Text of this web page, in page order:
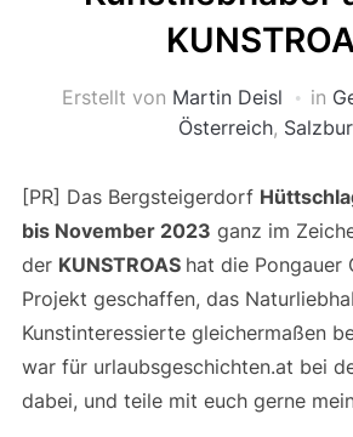
Erstellt von Martin Deisl in
Österreich,
[PR] Das Bergsteigerdorf
bis November 2023 ganz im
der KUNSTROAS hat die Pongauer
Projekt geschaffen, das
Kunstinteressierte gleichermaßen
war für urlaubsgeschichten.at bei
dabei, und teile mit euch gerne